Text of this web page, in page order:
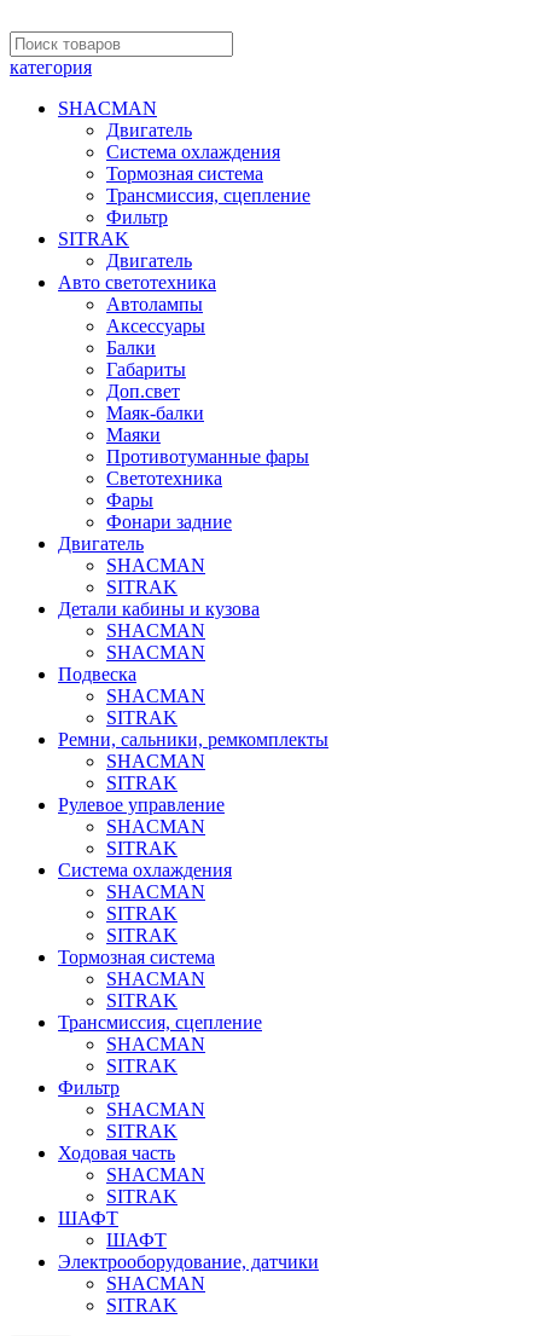
категория
SHACMAN
Двигатель
Система охлаждения
Тормозная система
Трансмиссия, сцепление
Фильтр
SITRAK
Двигатель
Авто светотехника
Автолампы
Аксессуары
Балки
Габариты
Доп.свет
Маяк-балки
Маяки
Противотуманные фары
Светотехника
Фары
Фонари задние
Двигатель
SHACMAN
SITRAK
Детали кабины и кузова
SHACMAN
SHACMAN
Подвеска
SHACMAN
SITRAK
Ремни, сальники, ремкомплекты
SHACMAN
SITRAK
Рулевое управление
SHACMAN
SITRAK
Система охлаждения
SHACMAN
SITRAK
SITRAK
Тормозная система
SHACMAN
SITRAK
Трансмиссия, сцепление
SHACMAN
SITRAK
Фильтр
SHACMAN
SITRAK
Ходовая часть
SHACMAN
SITRAK
ШАФТ
ШАФТ
Электрооборудование, датчики
SHACMAN
SITRAK